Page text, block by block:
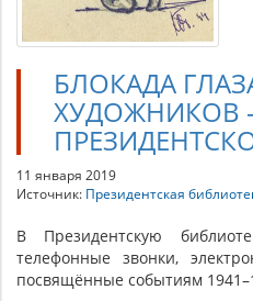
БЛОКАДА
ХУДОЖНИКОВ
11 января 2019
Источник: Президентская
В Президентскую
телефонные звонки,
посвящённые событиям